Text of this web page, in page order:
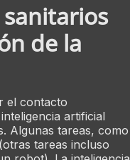
de la
el contacto
artificial
Algunas tareas, como
tareas incluso